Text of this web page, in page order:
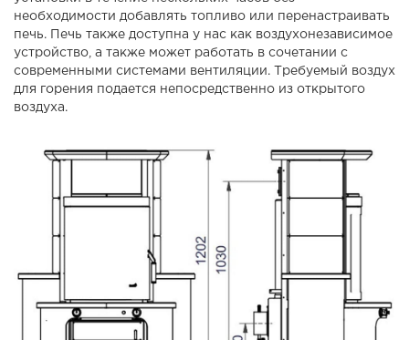
необходимости добавлять топливо или перенастраивать
печь. Печь также доступна у нас как воздухонезависимое
устройство, а также может работать в сочетании с
современными системами вентиляции. Требуемый воздух
для горения подается непосредственно из открытого
воздуха.